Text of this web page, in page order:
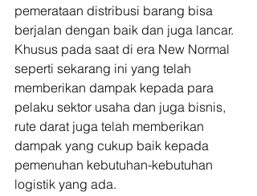
pemerataan distribusi barang bisa
berjalan dengan baik dan juga lancar.
Khusus pada saat di era New Normal
seperti sekarang ini yang telah
memberikan dampak kepada para
pelaku sektor usaha dan juga bisnis,
rute darat juga telah memberikan
dampak yang cukup baik kepada
pemenuhan kebutuhan-kebutuhan
logistik yang ada.